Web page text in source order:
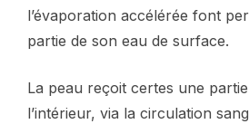
l’évaporation accélérée font
partie de son eau de surface.
La peau reçoit certes une
l’intérieur, via la circulation